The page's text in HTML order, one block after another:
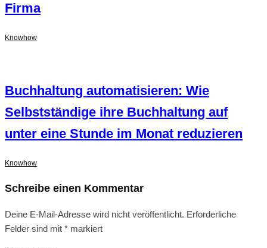
Firma
Knowhow
Buchhaltung automatisieren: Wie
Selbstständige ihre Buchhaltung auf
unter eine Stunde im Monat reduzieren
Knowhow
Schreibe einen Kommentar
Deine E-Mail-Adresse wird nicht veröffentlicht. Erforderliche
Felder sind mit * markiert